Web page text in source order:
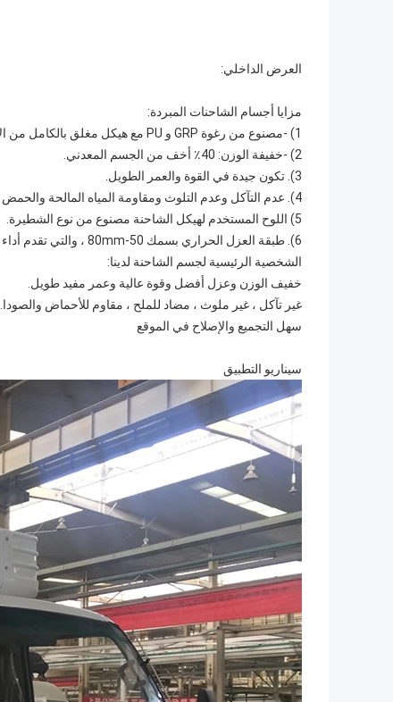
العرض الداخلي:
مزايا أجسام الشاحنات المبردة:
1) -مصنوع من رغوة GRP و PU مع هيكل مغلق بالكامل من الألياف البلاستيكية المقواة بالزجاج (GRP) بالخارج ورغوة PU في القلب
2) -خفيفة الوزن: 40٪ أخف من الجسم المعدني.
3). تكون جيدة في القوة والعمر الطويل.
4). عدم التآكل وعدم التلوث ومقاومة المياه المالحة والحمض ومقاومة الصودا
5) اللوح المستخدم لهيكل الشاحنة مصنوع من نوع الشطيرة.
6). طبقة العزل الحراري بسمك 50-80mm ، والتي تقدم أداء عزل حراري جيد جدا.
الشخصية الرئيسية لجسم الشاحنة لدينا:
خفيف الوزن وعزل أفضل وقوة عالية وعمر مفيد طويل.
غير تآكل ، غير ملوث ، مضاد للملح ، مقاوم للأحماض والصودا.
سهل التجميع والإصلاح في الموقع
سيناريو التطبيق